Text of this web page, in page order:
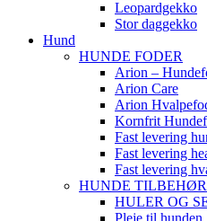
Leopardgekko
Stor daggekko
Hund
HUNDE FODER
Arion –
Arion Care
Arion
Kornfrit
Fast levering
Fast levering
Fast levering
HUNDE TILBEHØR
HULER OG
Pleje til hunden